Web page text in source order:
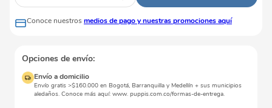
Conoce nuestros medios de pago y nuestras promociones aquí
Opciones de envío:
Envío a domicilio
Envío gratis >$160.000 en Bogotá, Barranquilla y Medellín + sus municipios
aledaños. Conoce más aquí: www. puppis.com.co/formas-de-entrega.